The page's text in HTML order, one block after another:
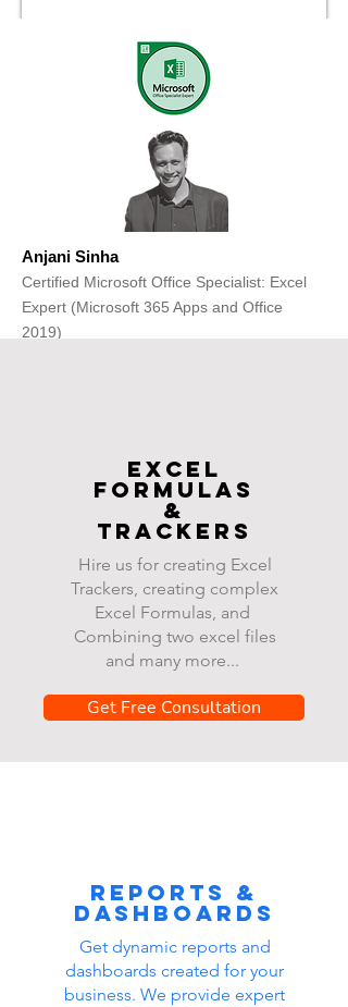
Anjani Sinha
Certified Microsoft Office Specialist: Excel
Expert (Microsoft 365 Apps and Office
2019)
Excel
FOrmulas
&
Trackers
Hire us for creating Excel
Trackers, creating complex
Excel Formulas, and
Combining two excel files
and many more...
Get Free Consultation
Reports &
dashboards
Get dynamic reports and
dashboards created for your
business. We provide expert